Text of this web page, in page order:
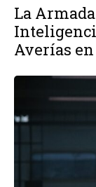
La
Averías